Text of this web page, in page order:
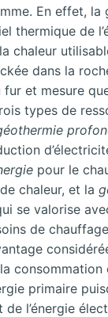
En effet, la
thermique de
chaleur
dans la
et mesure
types de
pour le
chaleur, et la
se valorise
de
consommation
primaire
l’énergie